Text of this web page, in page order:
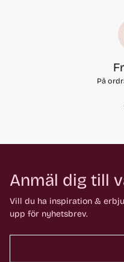
På
Anmäl dig till
Vill du ha inspiration &
upp för nyhetsbrev.